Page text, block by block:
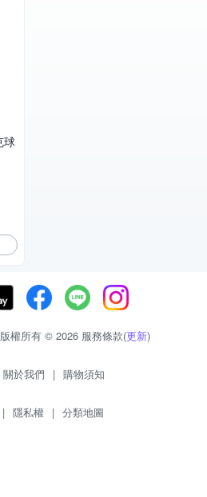
球
權所有 © 2026 服務條款(更新)
關於我們 | 購物須知
| 隱私權 | 分類地圖